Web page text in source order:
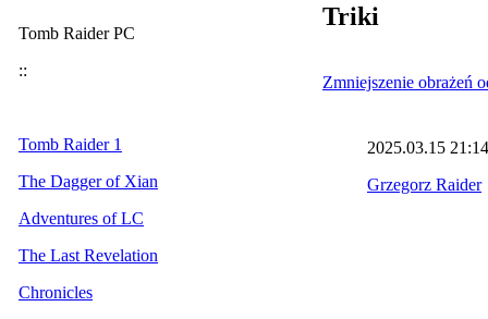
Tomb Raider PC
::
Tomb Raider 1
The Dagger of Xian
Adventures of LC
The Last Revelation
Chronicles
Triki
Zmniejszenie obrażeń
2025.03.15 21:14
Grzegorz Raider